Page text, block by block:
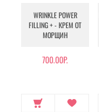
WRINKLE POWER
FILLING + - КРЕМ ОТ
МОРЩИН
700.00Р.